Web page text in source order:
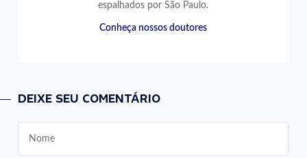
espalhados por São Paulo.
Conheça nossos doutores
DEIXE SEU COMENTÁRIO